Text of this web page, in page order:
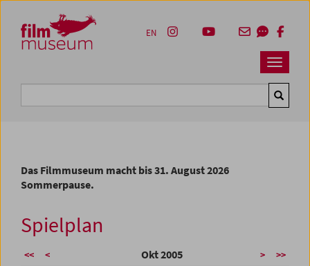
Zum Inhalt
Zum Hauptmenü
Zur Servicenavigation
Zum Suche
Navbar
EN
Das Filmmuseum macht bis 31. August 2026
Sommerpause.
Spielplan
<< < Okt 2005 > >>